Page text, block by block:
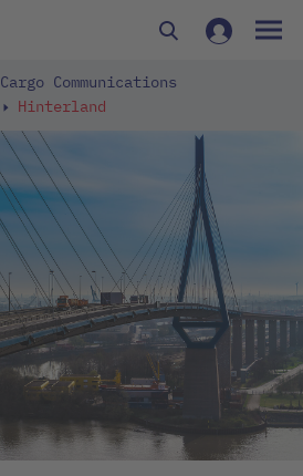
Cargo Communications
Hinterland